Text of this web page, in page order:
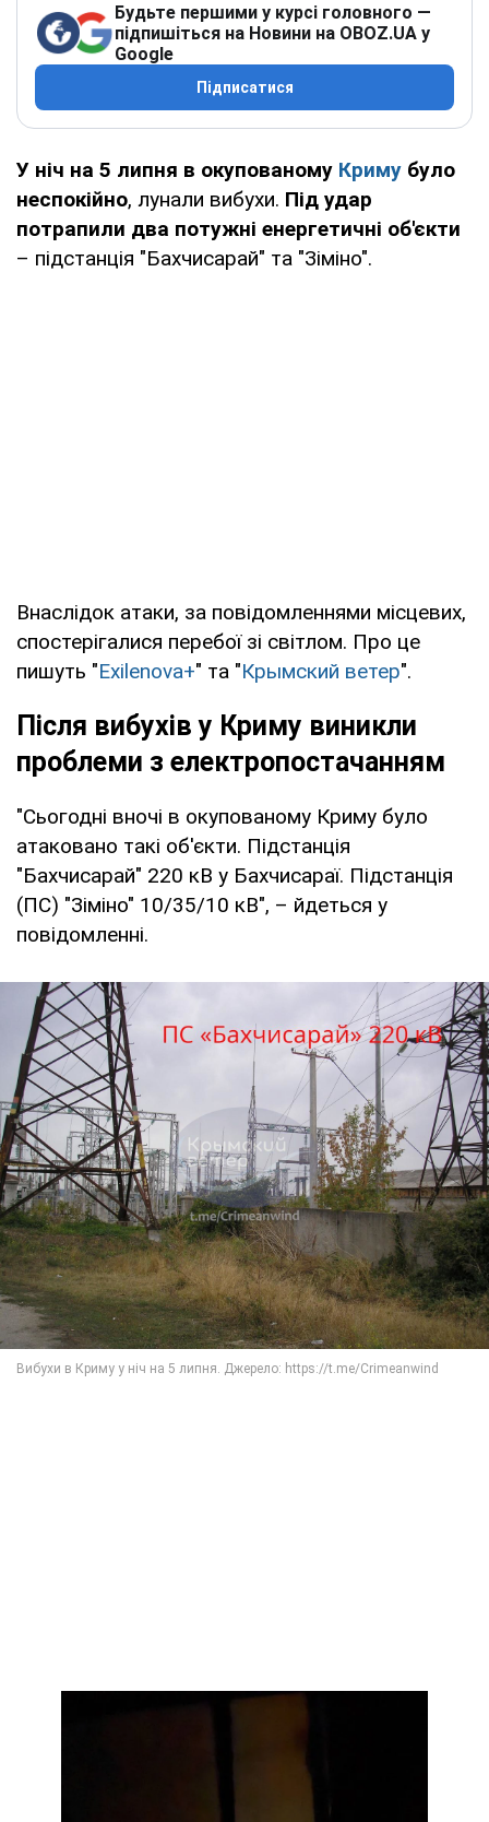
Будьте першими у курсі головного —
підпишіться на Новини на OBOZ.UA у
Google
Підписатися
У ніч на 5 липня в окупованому Криму було
неспокійно, лунали вибухи. Під удар
потрапили два потужні енергетичні об'єкти
– підстанція "Бахчисарай" та "Зіміно".
Внаслідок атаки, за повідомленнями місцевих,
спостерігалися перебої зі світлом. Про це
пишуть "Exilenova+" та "Крымский ветер".
Після вибухів у Криму виникли
проблеми з електропостачанням
"Сьогодні вночі в окупованому Криму було
атаковано такі об'єкти. Підстанція
"Бахчисарай" 220 кВ у Бахчисараї. Підстанція
(ПС) "Зіміно" 10/35/10 кВ", – йдеться у
повідомленні.